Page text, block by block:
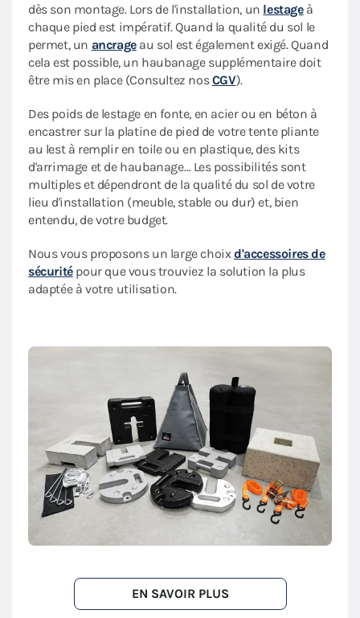
dès son montage. Lors de l'installation, un lestageà
chaque pied est impératif. Quand la qualité du sol le
permet, un ancrageau sol est également exigé. Quand
cela est possible, un haubanage supplémentaire doit
être mis en place (Consultez nosCGV).
Des poids de lestage en fonte, en acier ou en béton à
encastrer sur la platine de pied de votre tente pliante
au lest à remplir en toile ou en plastique, des kits
d'arrimage et de haubanage… Les possibilités sont
multiples et dépendront de la qualité du sol de votre
lieu d'installation (meuble, stable ou dur) et, bien
entendu, de votre budget.
Nous vous proposons un large choixd'accessoires de
sécuritépour que vous trouviez la solution la plus
adaptée à votre utilisation.
EN SAVOIR PLUS